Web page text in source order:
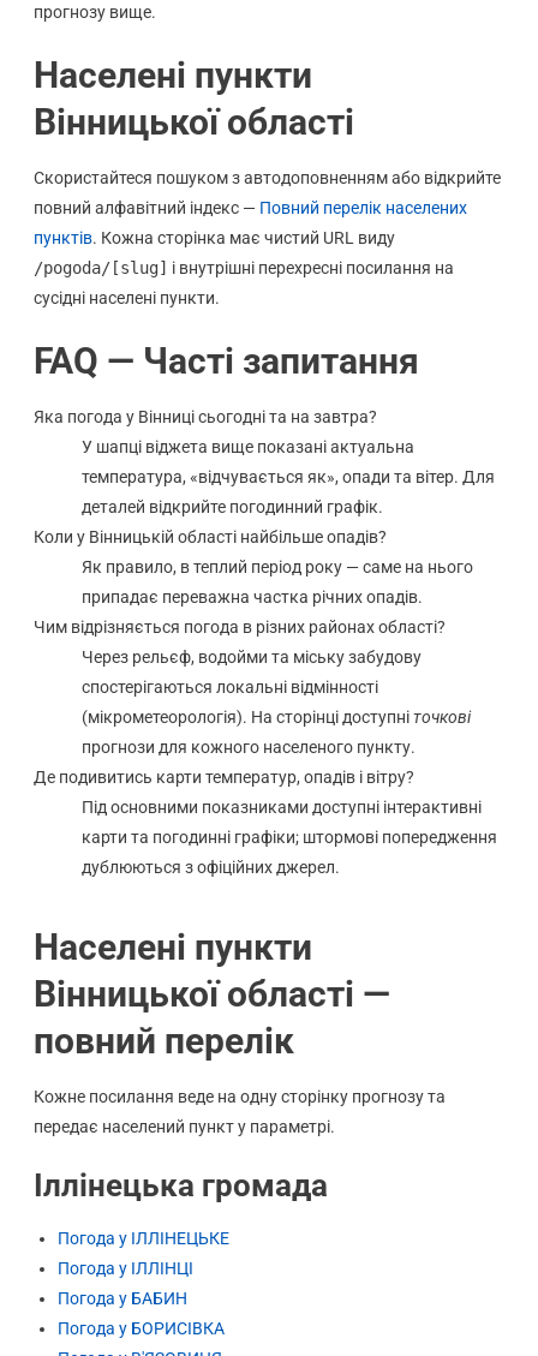
прогнозу вище.
Населені пункти
Вінницької області
Скористайтеся пошуком з автодоповненням або відкрийте
повний алфавітний індекс — Повний перелік населених
пунктів. Кожна сторінка має чистий URL виду
/pogoda/[slug] і внутрішні перехресні посилання на
сусідні населені пункти.
FAQ — Часті запитання
Яка погода у Вінниці сьогодні та на завтра?
У шапці віджета вище показані актуальна
температура, «відчувається як», опади та вітер. Для
деталей відкрийте погодинний графік.
Коли у Вінницькій області найбільше опадів?
Як правило, в теплий період року — саме на нього
припадає переважна частка річних опадів.
Чим відрізняється погода в різних районах області?
Через рельєф, водойми та міську забудову
спостерігаються локальні відмінності
(мікрометеорологія). На сторінці доступніточкові
прогнози для кожного населеного пункту.
Де подивитись карти температур, опадів і вітру?
Під основними показниками доступні інтерактивні
карти та погодинні графіки; штормові попередження
дублюються з офіційних джерел.
Населені пункти
Вінницької області —
повний перелік
Кожне посилання веде на одну сторінку прогнозу та
передає населений пункт у параметрі.
Іллінецька громада
Погода у ІЛЛІНЕЦЬКЕ
Погода у ІЛЛІНЦІ
Погода у БАБИН
Погода у БОРИСІВКА